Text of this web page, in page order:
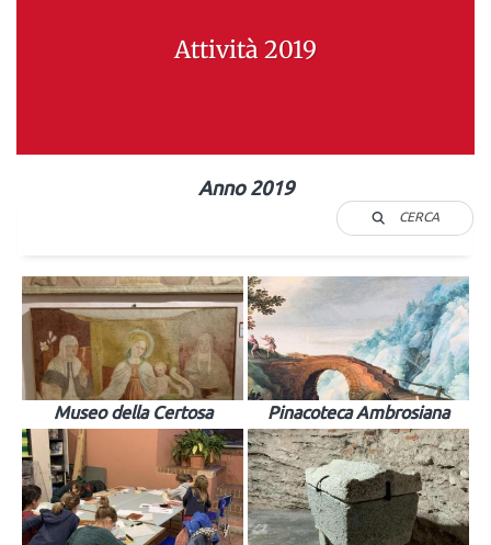
Attività 2019
Anno 2019
CERCA
Museo della Certosa Pinacoteca Ambrosiana